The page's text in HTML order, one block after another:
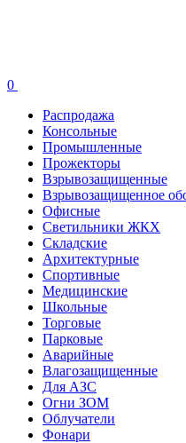
0
Распродажа
Консольные
Промышленные
Прожекторы
Взрывозащищенные
Взрывозащищенное
Офисные
Cветильники ЖКХ
Складские
Архитектурные
Спортивные
Медицинские
Школьные
Торговые
Парковые
Аварийные
Влагозащищенные
Для АЗС
Огни ЗОМ
Облучатели
Фонари